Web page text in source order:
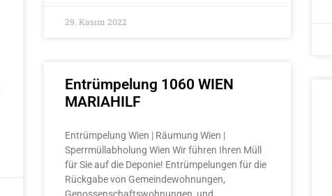
29. Kasım 2022
Entrümpelung 1060 WIEN
MARIAHILF
Entrümpelung Wien | Räumung Wien |
Sperrmüllabholung Wien Wir führen Ihren Müll
für Sie auf die Deponie! Entrümpelungen für die
Rückgabe von Gemeindewohnungen,